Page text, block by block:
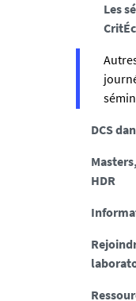
Les
DCS
HDR